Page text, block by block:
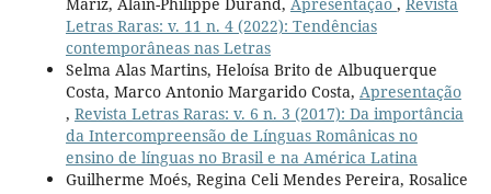
Letras Raras: v. 11 n. 4 (2022): Tendências
contemporâneas nas Letras
Selma Alas Martins, Heloísa Brito de Albuquerque
Costa, Marco Antonio Margarido Costa, Apresentação
, Revista Letras Raras: v. 6 n. 3 (2017): Da importância
da Intercompreensão de Línguas Românicas no
ensino de línguas no Brasil e na América Latina
Guilherme Moés, Regina Celi Mendes Pereira, Rosalice